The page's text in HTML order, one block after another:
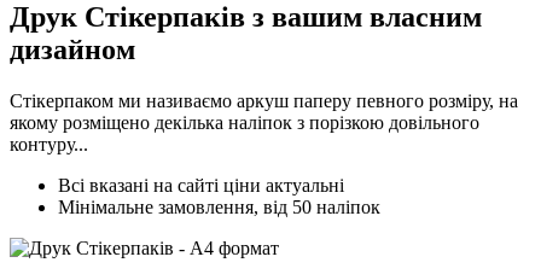
Друк Стікерпаків з вашим власним
дизайном
Стікерпаком ми називаємо аркуш паперу певного розміру, на
якому розміщено декілька наліпок з порізкою довільного
контуру...
Всі вказані на сайті ціни актуальні
Мінімальне замовлення, від 50 наліпок